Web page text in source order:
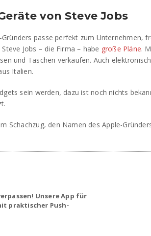
von Steve Jobs
passe perfekt zum Unternehmen,
Jobs – die Firma – habe große Pläne.
und Taschen verkaufen. Auch
Italien.
sein werden, dazu ist noch nichts
Schachzug, den Namen des Apple-
Unsere App für
praktischer Push-